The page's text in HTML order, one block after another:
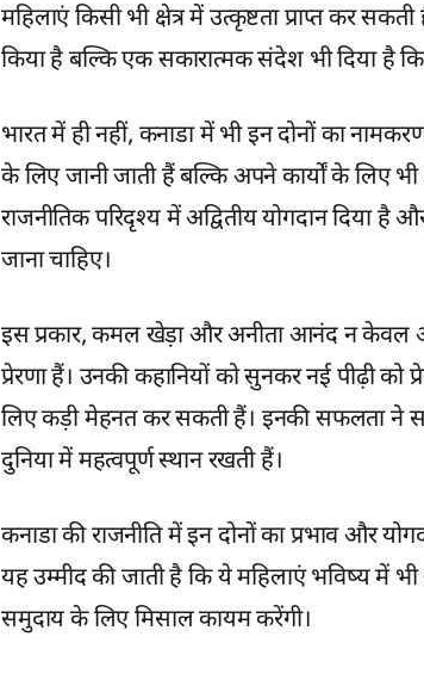
महिलाएं किसी भी क्षेत्र में उत्कृष्टता प्राप्त कर
किया है बल्कि एक सकारात्मक संदेश भी दिया है
भारत में ही नहीं, कनाडा में भी इन दोनों का
के लिए जानी जाती हैं बल्कि अपने कार्यों के लिए
राजनीतिक परिदृश्य में अद्वितीय योगदान दिया है
जाना चाहिए।
इस प्रकार, कमल खेड़ा और अनीता आनंद न केवल
प्रेरणा हैं। उनकी कहानियों को सुनकर नई पीढ़ी
लिए कड़ी मेहनत कर सकती हैं। इनकी सफलता ने
दुनिया में महत्वपूर्ण स्थान रखती हैं।
कनाडा की राजनीति में इन दोनों का प्रभाव और
यह उम्मीद की जाती है कि ये महिलाएं भविष्य में
समुदाय के लिए मिसाल कायम करेंगी।